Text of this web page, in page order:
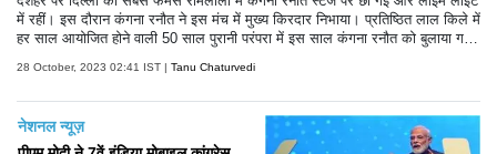
में रहीं। इस दौरान कंगना रनौत ने इस मंच में मुख्य किरदार निभाया। प्रतिष्ठित लाल किले में
हर साल आयोजित होने वाली 50 साल पुरानी परंपरा में इस साल कंगना रनौत को बुलाया ग
किया। हालांकि तमाम कोशिशों के बाद भी वह रावण दहन नहीं कर सकीं।
28 October, 2023 02:41 IST | Tanu Chaturvedi
नेशनल न्यूज़